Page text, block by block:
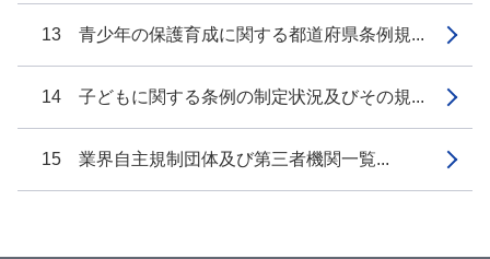
13 青少年の保護育成に関する都道府県条例規...
14 子どもに関する条例の制定状況及びその規...
15 業界自主規制団体及び第三者機関一覧...